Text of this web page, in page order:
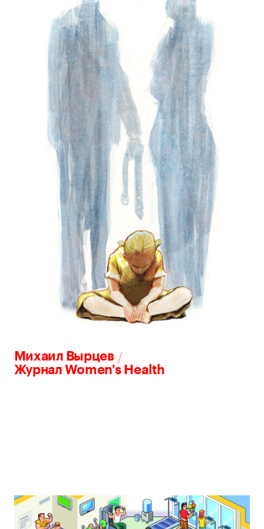
Михаил Вырцев/
Журнал Women's Health